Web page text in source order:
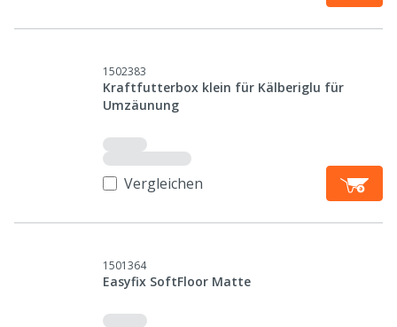
1502383
Kraftfutterbox klein für Kälberiglu für
Umzäunung
Vergleichen
1501364
Easyfix SoftFloor Matte